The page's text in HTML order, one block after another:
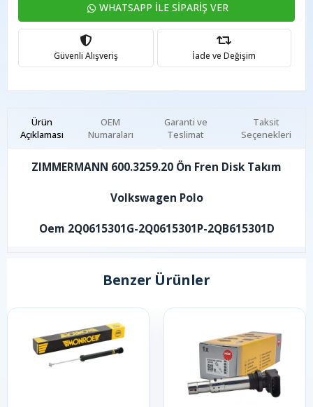
WHATSAPP İLE SİPARİŞ VER
Güvenli Alışveriş İade ve Değişim
Ürün
Açıklaması
Garanti ve
Teslimat
Taksit
Seçenekleri
OEM
Numaraları
ZIMMERMANN 600.3259.20 Ön Fren Disk Takım
Volkswagen Polo
Oem 2Q0615301G-2Q0615301P-2QB615301D
Benzer Ürünler